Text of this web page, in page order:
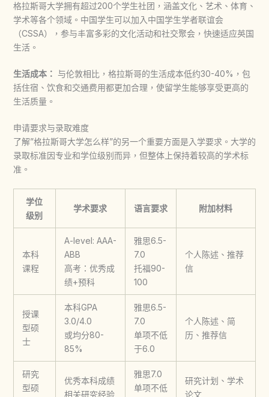
格拉斯哥大学拥有超过200个学生社团，涵盖文化、艺术、体育、
学术等各个领域。中国学生可以加入中国学生学者联谊会
（CSSA），参与丰富多彩的文化活动和社交聚会，快速适应英国
生活。
生活成本： 与伦敦相比，格拉斯哥的生活成本低约30-40%，包
括住宿、饮食和交通费用都更加合理，使留学生能够享受更高的
生活质量。
申请要求与录取难度
了解”格拉斯哥大学怎么样”的另一个重要方面是入学要求。大学的
录取标准因专业和学位级别而异，但整体上保持着较高的学术标
准。
学位
级别
学术要求 语言要求 附加材料
本科
课程
A-level: AAA-
ABB
高考：优秀成
绩+预科
雅思6.5-
7.0
托福90-
100
个人陈述、推荐
信
授课
型硕
士
本科GPA
3.0/4.0
或均分80-
85%
雅思6.5-
7.0
单项不低
于6.0
个人陈述、简
历、推荐信
研究
型硕
优秀本科成绩
相关研究经验
雅思7.0
单项不低
研究计划、学术
论文